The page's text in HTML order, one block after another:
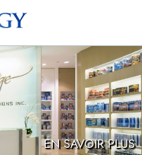
EN SAVOIR PLUS